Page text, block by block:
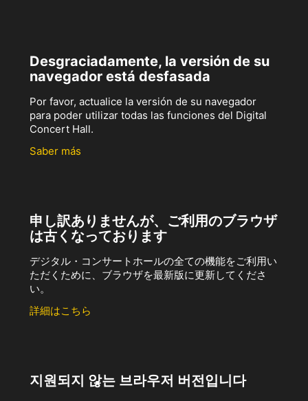
Desgraciadamente, la versión de su
navegador está desfasada
Por favor, actualice la versión de su navegador
para poder utilizar todas las funciones del Digital
Concert Hall.
Saber más
申し訳ありませんが、ご利用のブラウザ
は古くなっております
デジタル・コンサートホールの全ての機能をご利用い
ただくために、ブラウザを最新版に更新してくださ
い。
詳細はこちら
지원되지 않는 브라우저 버전입니다